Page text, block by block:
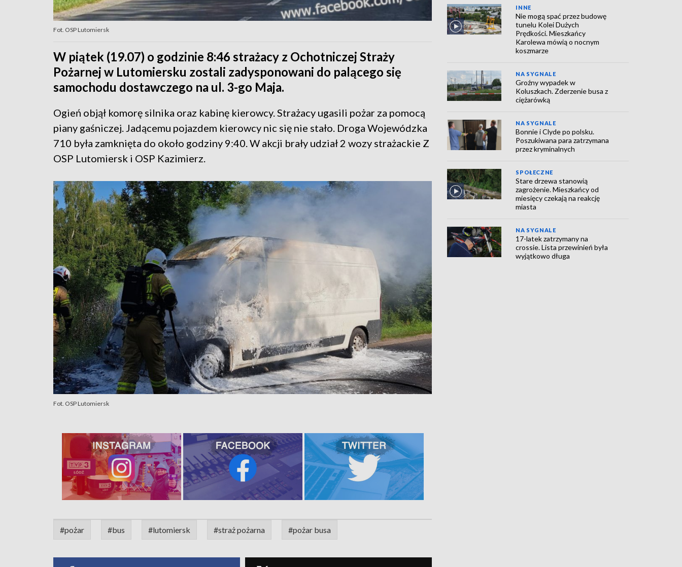
Fot. OSP Lutomiersk
W piątek (19.07) o godzinie 8:46 strażacy z Ochotniczej Straży
Pożarnej w Lutomiersku zostali zadysponowani do palącego się
samochodu dostawczego na ul. 3-go Maja.
Ogień objął komorę silnika oraz kabinę kierowcy. Strażacy ugasili pożar za pomocą
piany gaśniczej. Jadącemu pojazdem kierowcy nic się nie stało. Droga Wojewódzka
710 była zamknięta do około godziny 9:40. W akcji brały udział 2 wozy strażackie Z
OSP Lutomiersk i OSP Kazimierz.
Fot. OSP Lutomiersk
#pożar #bus #lutomiersk #straż pożarna #pożar busa
INNE
Nie mogą spać przez budowę
tunelu Kolei Dużych
Prędkości. Mieszkańcy
Karolewa mówią o nocnym
koszmarze
NA SYGNALE
Groźny wypadek w
Koluszkach. Zderzenie busa z
ciężarówką
NA SYGNALE
Bonnie i Clyde po polsku.
Poszukiwana para zatrzymana
przez kryminalnych
SPOŁECZNE
Stare drzewa stanowią
zagrożenie. Mieszkańcy od
miesięcy czekają na reakcję
miasta
NA SYGNALE
17-latek zatrzymany na
crossie. Lista przewinień była
wyjątkowo długa